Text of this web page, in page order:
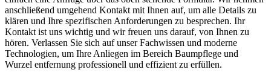
anschließend umgehend Kontakt mit Ihnen auf, um alle Details zu
klären und Ihre spezifischen Anforderungen zu besprechen. Ihr
Kontakt ist uns wichtig und wir freuen uns darauf, von Ihnen zu
hören. Verlassen Sie sich auf unser Fachwissen und moderne
Technologien, um Ihre Anliegen im Bereich Baumpflege und
Wurzel entfernung professionell und effizient zu erfüllen.